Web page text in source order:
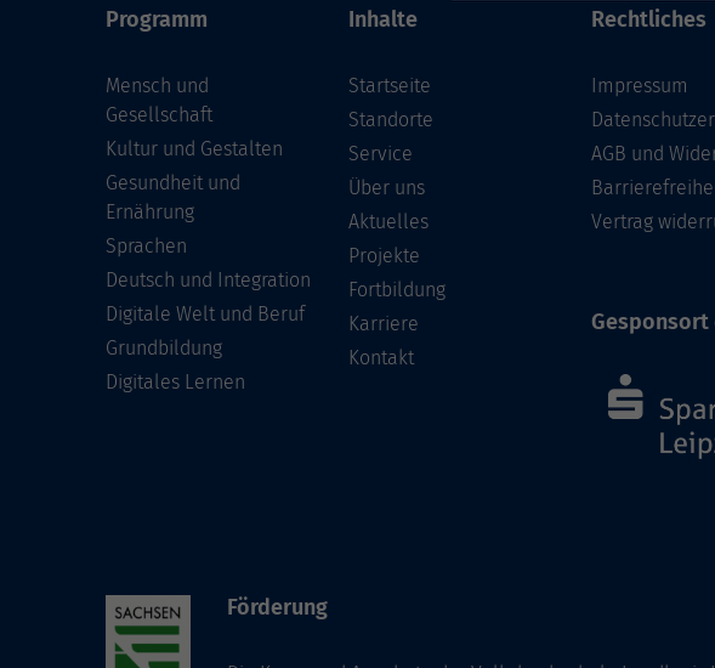
Programm
Mensch und
Gesellschaft
Kultur und Gestalten
Gesundheit und
Ernährung
Sprachen
Deutsch und Integration
Digitale Welt und Beruf
Grundbildung
Digitales Lernen
Inhalte
Startseite
Standorte
Service
Über uns
Aktuelles
Projekte
Fortbildung
Karriere
Kontakt
Rechtliches
Impressum
AGB und
Vertrag
Gesponsort
Förderung